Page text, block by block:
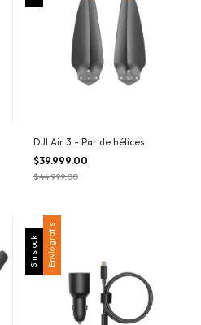
DJI Air 3 - Par de hélices
$39.999,00
$44.999,00
Sin stock Envío gratis